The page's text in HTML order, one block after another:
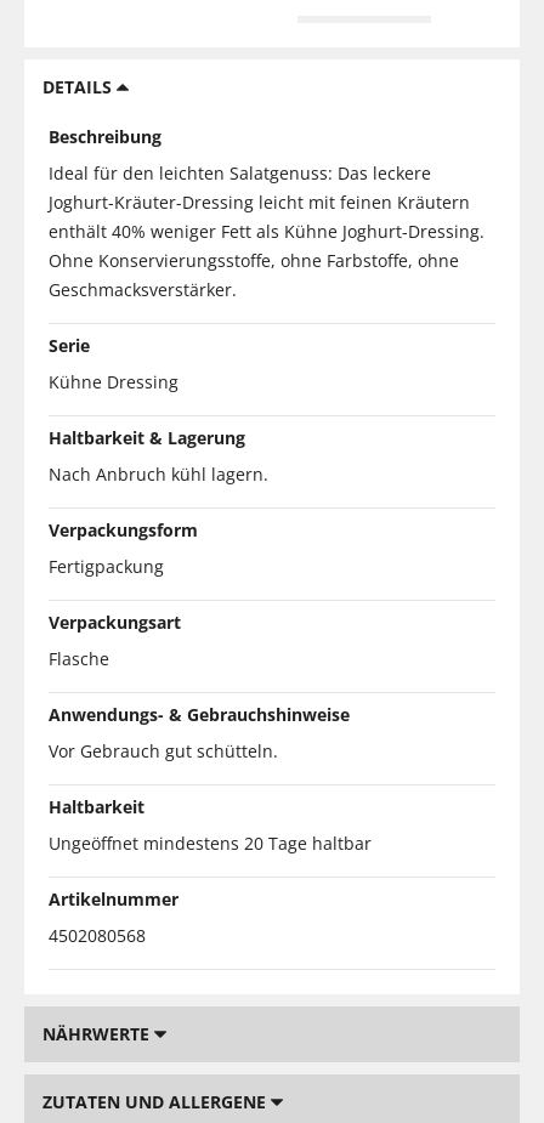
DETAILS
Beschreibung
Ideal für den leichten Salatgenuss: Das leckere
Joghurt-Kräuter-Dressing leicht mit feinen Kräutern
enthält 40% weniger Fett als Kühne Joghurt-Dressing.
Ohne Konservierungsstoffe, ohne Farbstoffe, ohne
Geschmacksverstärker.
Serie
Kühne Dressing
Haltbarkeit & Lagerung
Nach Anbruch kühl lagern.
Verpackungsform
Fertigpackung
Verpackungsart
Flasche
Anwendungs- & Gebrauchshinweise
Vor Gebrauch gut schütteln.
Haltbarkeit
Ungeöffnet mindestens 20 Tage haltbar
Artikelnummer
4502080568
NÄHRWERTE
ZUTATEN UND ALLERGENE